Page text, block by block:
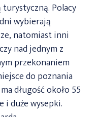
Polacy
wybierają
natomiast inni
nad jednym z
przekonaniem
do poznania
długość około 55
i duże wysepki.